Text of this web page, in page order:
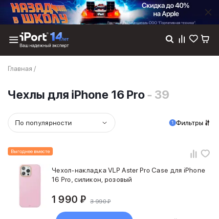
Выпрямители
Пылесосы
Баннер пвз
iPhone 17
iPhone 17
iPhone 17 Pro
iPhone 17 Pro Max
Главная /
Чехлы для iPhone 16 Pro - 39
По популярности 1 Фильтры
Выгоднее вместе
Чехол-накладка VLP Aster Pro Case для iPhone
16 Pro, силикон, розовый
1 990 ₽ 3 990 ₽